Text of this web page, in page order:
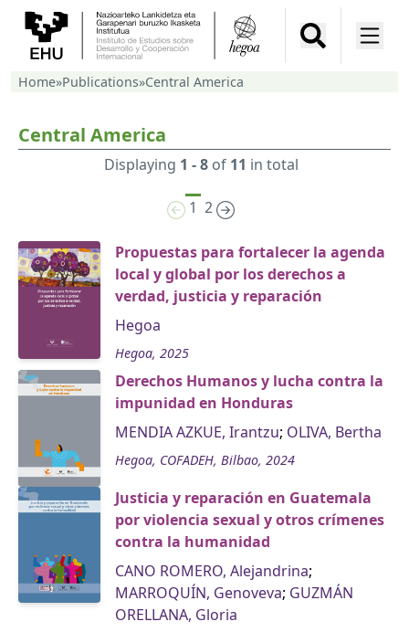
Home»Publications»Central America
Central America
Displaying 1 - 8of 11 in total
1 2
Propuestas para fortalecer la agenda
local y global por los derechos a
verdad, justicia y reparación
Hegoa
Hegoa, 2025
Derechos Humanos y lucha contra la
impunidad en Honduras
MENDIA AZKUE, Irantzu; OLIVA, Bertha
Hegoa, COFADEH, Bilbao, 2024
Justicia y reparación en Guatemala
por violencia sexual y otros crímenes
contra la humanidad
CANO ROMERO, Alejandrina;
MARROQUÍN, Genoveva; GUZMÁN
ORELLANA, Gloria